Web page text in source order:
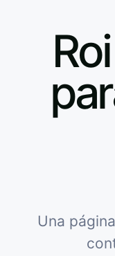
Una